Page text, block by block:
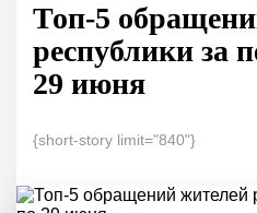
Топ-5
республики за
29 июня
{short-story limit="840"}